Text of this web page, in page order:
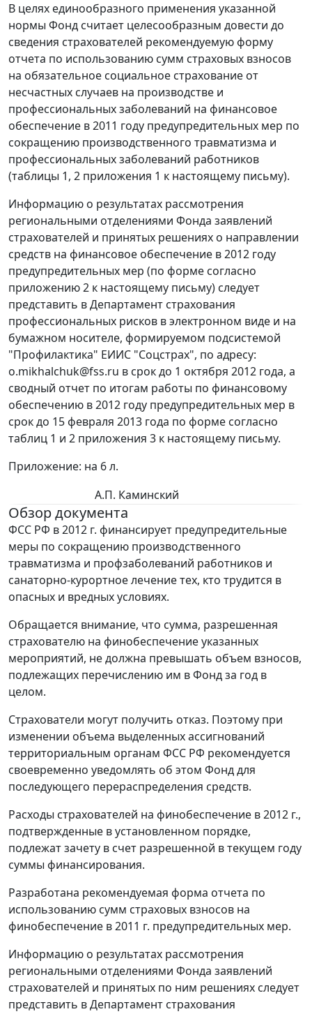
В целях единообразного применения указанной
нормы Фонд считает целесообразным довести до
сведения страхователей рекомендуемую форму
отчета по использованию сумм страховых взносов
на обязательное социальное страхование от
несчастных случаев на производстве и
профессиональных заболеваний на финансовое
обеспечение в 2011 году предупредительных мер по
сокращению производственного травматизма и
профессиональных заболеваний работников
(таблицы 1, 2 приложения 1 к настоящему письму).
Информацию о результатах рассмотрения
региональными отделениями Фонда заявлений
страхователей и принятых решениях о направлении
средств на финансовое обеспечение в 2012 году
предупредительных мер (по форме согласно
приложению 2 к настоящему письму) следует
представить в Департамент страхования
профессиональных рисков в электронном виде и на
бумажном носителе, формируемом подсистемой
"Профилактика" ЕИИС "Соцстрах", по адресу:
o.mikhalchuk@fss.ru в срок до 1 октября 2012 года, а
сводный отчет по итогам работы по финансовому
обеспечению в 2012 году предупредительных мер в
срок до 15 февраля 2013 года по форме согласно
таблиц 1 и 2 приложения 3 к настоящему письму.
Приложение: на 6 л.
А.П. Каминский
Обзор документа
ФСС РФ в 2012 г. финансирует предупредительные
меры по сокращению производственного
травматизма и профзаболеваний работников и
санаторно-курортное лечение тех, кто трудится в
опасных и вредных условиях.
Обращается внимание, что сумма, разрешенная
страхователю на финобеспечение указанных
мероприятий, не должна превышать объем взносов,
подлежащих перечислению им в Фонд за год в
целом.
Страхователи могут получить отказ. Поэтому при
изменении объема выделенных ассигнований
территориальным органам ФСС РФ рекомендуется
своевременно уведомлять об этом Фонд для
последующего перераспределения средств.
Расходы страхователей на финобеспечение в 2012 г.,
подтвержденные в установленном порядке,
подлежат зачету в счет разрешенной в текущем году
суммы финансирования.
Разработана рекомендуемая форма отчета по
использованию сумм страховых взносов на
финобеспечение в 2011 г. предупредительных мер.
Информацию о результатах рассмотрения
региональными отделениями Фонда заявлений
страхователей и принятых по ним решениях следует
представить в Департамент страхования